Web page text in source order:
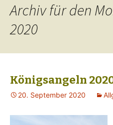
Archiv für den
2020
Königsangeln
20. September 2020